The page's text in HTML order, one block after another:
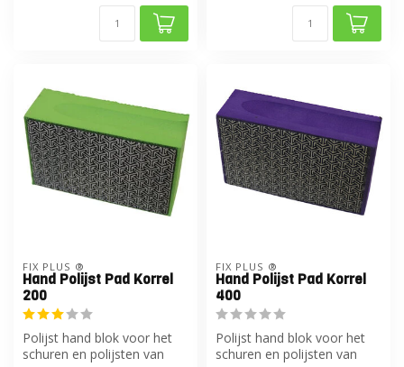
FIX PLUS ®
Hand Polijst Pad Korrel
200
Polijst hand blok voor het
schuren en polijsten van
FIX PLUS ®
Hand Polijst Pad Korrel
400
Polijst hand blok voor het
schuren en polijsten van